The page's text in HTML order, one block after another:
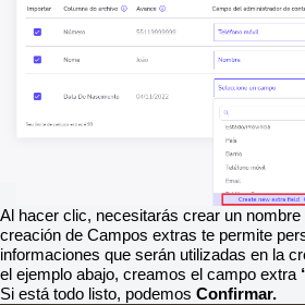
Al hacer clic, necesitarás crear un
creación de Campos extras te permite
informaciones que serán utilizadas en la
el ejemplo abajo, creamos el campo extra
Si está todo listo, podemos Confirmar.